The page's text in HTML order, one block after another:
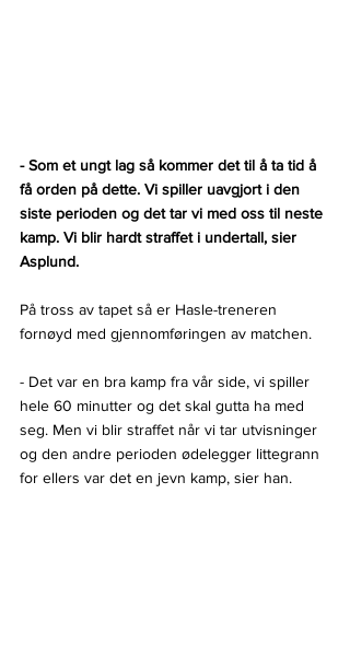
- Som et ungt lag så kommer det til å ta tid å
få orden på dette. Vi spiller uavgjort i den
siste perioden og det tar vi med oss til neste
kamp. Vi blir hardt straffet i undertall, sier
Asplund.
På tross av tapet så er Hasle-treneren
fornøyd med gjennomføringen av matchen.
- Det var en bra kamp fra vår side, vi spiller
hele 60 minutter og det skal gutta ha med
seg. Men vi blir straffet når vi tar utvisninger
og den andre perioden ødelegger littegrann
for ellers var det en jevn kamp, sier han.